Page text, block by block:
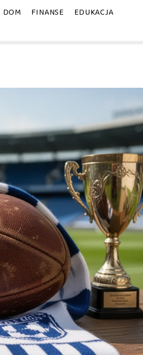
DOM FINANSE EDUKACJA